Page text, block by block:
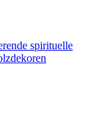
spirituelle